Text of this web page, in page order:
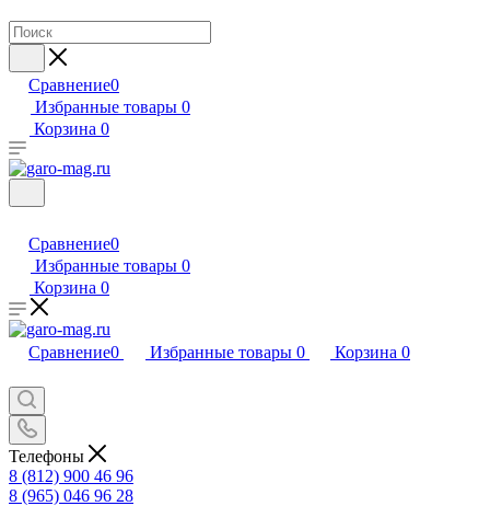
Сравнение0
Избранные товары 0
Корзина 0
Сравнение0
Избранные товары 0
Корзина 0
Сравнение0 Избранные товары 0 Корзина 0
Телефоны
8 (812) 900 46 96
8 (965) 046 96 28